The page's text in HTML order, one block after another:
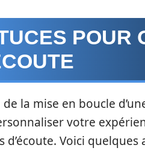
POUR
de la mise en boucle
votre
d’écoute. Voici